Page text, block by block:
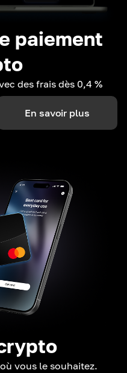
paiement
des frais dès 0,4 %
En savoir plus
vous le souhaitez.